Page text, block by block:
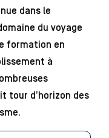
dans le
du voyage
formation en
à
tour d’horizon des